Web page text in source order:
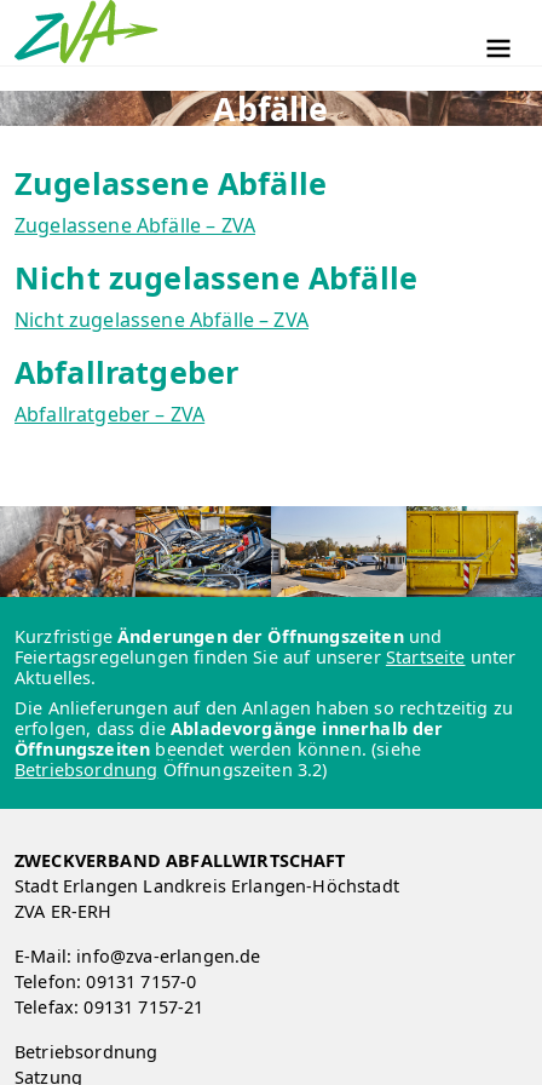
Abfälle
Zugelassene Abfälle
Zugelassene Abfälle – ZVA
Nicht zugelassene Abfälle
Nicht zugelassene Abfälle – ZVA
Abfallratgeber
Abfallratgeber – ZVA
KurzfristigeÄnderungen der Öffnungszeitenund
Feiertagsregelungen finden Sie auf unserer Startseite unter
Aktuelles.
Die Anlieferungen auf den Anlagen haben so rechtzeitig zu
erfolgen, dass dieAbladevorgänge innerhalb der
Öffnungszeiten beendet werden können. (siehe
Betriebsordnung Öffnungszeiten 3.2)
ZWECKVERBAND ABFALLWIRTSCHAFT
Stadt Erlangen Landkreis Erlangen-Höchstadt
ZVA ER-ERH
E-Mail: info@zva-erlangen.de
Telefon:09131 7157-0
Telefax: 09131 7157-21
Betriebsordnung
Satzung